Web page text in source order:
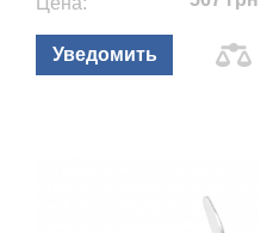
Уведомить